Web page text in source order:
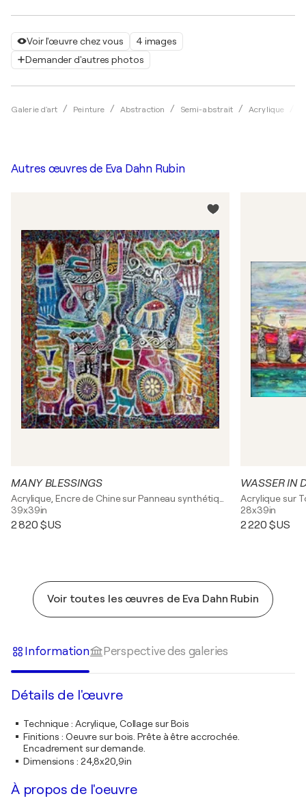
Voir l'œuvre chez vous
4 images
Demander d'autres photos
Galerie d'art Peinture Abstraction Semi-abstrait Acrylique
Autres œuvres de Eva Dahn Rubin
MANY BLESSINGS
39x39in
2 820 $US
WASSER IN
Acrylique sur
28x39in
2 220 $US
Voir toutes les œuvres de Eva Dahn Rubin
Information Perspective des galeries
Détails de l'œuvre
Technique: Acrylique, Collage sur Bois
Finitions : Oeuvre sur bois. Prête à être accrochée.
Encadrement sur demande.
Dimensions : 24,8x20,9in
À propos de l'oeuvre